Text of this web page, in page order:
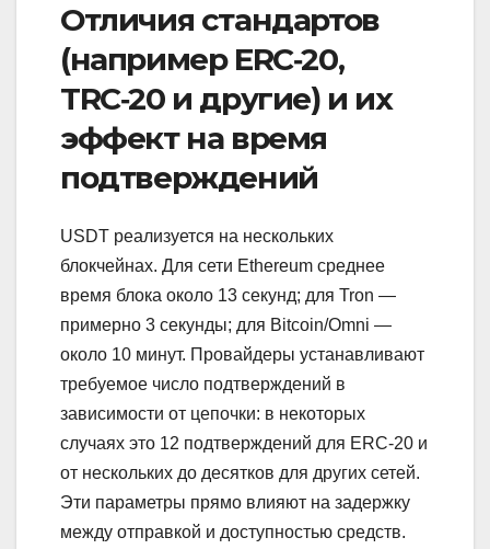
Отличия стандартов
(например ERC‑20,
TRC‑20 и другие) и их
эффект на время
подтверждений
USDT реализуется на нескольких
блокчейнах. Для сети Ethereum среднее
время блока около 13 секунд; для Tron —
примерно 3 секунды; для Bitcoin/Omni —
около 10 минут. Провайдеры устанавливают
требуемое число подтверждений в
зависимости от цепочки: в некоторых
случаях это 12 подтверждений для ERC‑20 и
от нескольких до десятков для других сетей.
Эти параметры прямо влияют на задержку
между отправкой и доступностью средств.